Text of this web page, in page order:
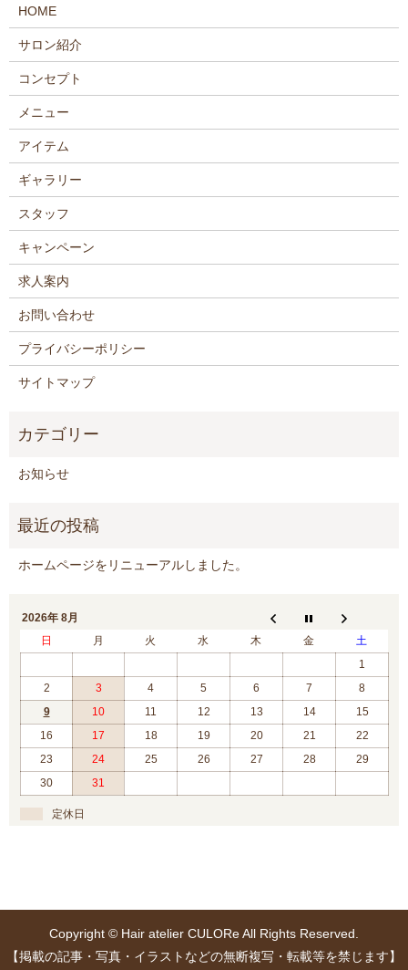
HOME
サロン紹介
コンセプト
メニュー
アイテム
ギャラリー
スタッフ
キャンペーン
求人案内
お問い合わせ
プライバシーポリシー
サイトマップ
お知らせ
ホームページをリニューアルしました。
2026年 8月
日
月 火 水 木 金
土
1
2
3 4 5 6 7
8
9
10 11 12 13 14
15
16
17 18 19 20 21
22
23
24 25 26 27 28
29
30
31
定休日
Copyright © Hair atelier CULORe All Rights Reserved.
【掲載の記事・写真・イラストなどの無断複写・転載等を禁じます】